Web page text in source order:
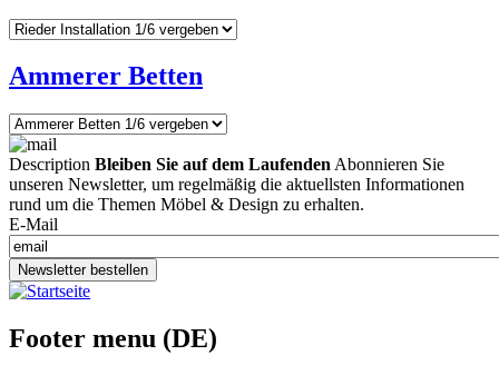
Ammerer Betten
Description Bleiben Sie auf dem Laufenden Abonnieren Sie
unseren Newsletter, um regelmäßig die aktuellsten Informationen
rund um die Themen Möbel & Design zu erhalten.
E-Mail
Newsletter bestellen
Footer menu (DE)